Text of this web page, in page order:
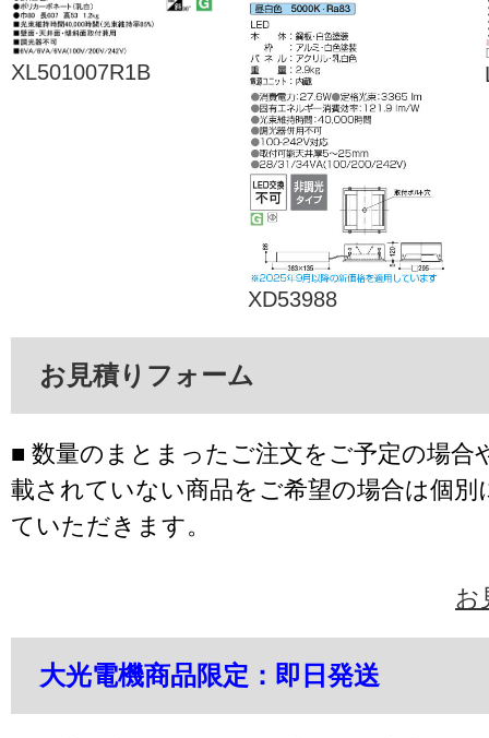
XL501007R1B
XD53988
お見積りフォーム
■ 数量のまとまったご注文をご予定の場合
載されていない商品をご希望の場合は個別
ていただきます。
お
大光電機商品限定：即日発送